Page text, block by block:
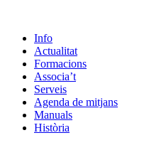
Info
Actualitat
Formacions
Associa’t
Serveis
Agenda de mitjans
Manuals
Història